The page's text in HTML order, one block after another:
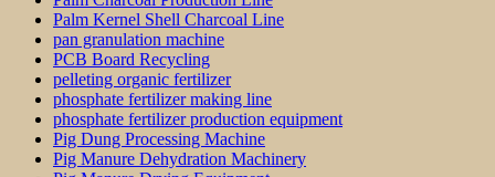
Palm Kernel Shell Charcoal Line
pan granulation machine
PCB Board Recycling
pelleting organic fertilizer
phosphate fertilizer making line
phosphate fertilizer production equipment
Pig Dung Processing Machine
Pig Manure Dehydration Machinery